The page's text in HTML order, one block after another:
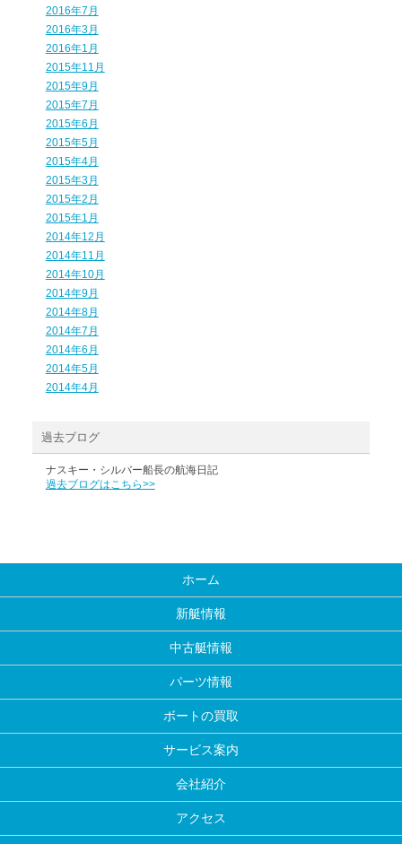
2016年7月
2016年3月
2016年1月
2015年11月
2015年9月
2015年7月
2015年6月
2015年5月
2015年4月
2015年3月
2015年2月
2015年1月
2014年12月
2014年11月
2014年10月
2014年9月
2014年8月
2014年7月
2014年6月
2014年5月
2014年4月
過去ブログ
ナスキー・シルバー船長の航海日記
過去ブログはこちら>>
ホーム
新艇情報
中古艇情報
パーツ情報
ボートの買取
サービス案内
会社紹介
アクセス